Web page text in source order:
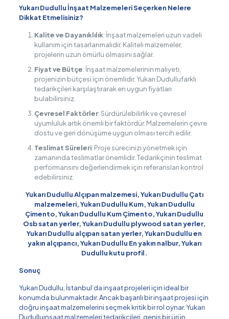
Yukarı Dudullu İnşaat Malzemeleri Seçerken Nelere
Dikkat Etmelisiniz?
Kalite ve Dayanıklılık: İnşaat malzemeleri uzun vadeli
kullanım için tasarlanmalıdır. Kaliteli malzemeler,
projelerin uzun ömürlü olmasını sağlar.
Fiyat ve Bütçe: İnşaat malzemelerinin maliyeti,
projenizin bütçesi için önemlidir. Yukarı Dudullufarklı
tedarikçileri karşılaştırarak en uygun fiyatları
bulabilirsiniz.
Çevresel Faktörler: Sürdürülebilirlik ve çevresel
uyumluluk artık önemli bir faktördür. Malzemelerin çevre
dostu ve geri dönüşüme uygun olması tercih edilir.
Teslimat Süreleri: Proje sürecinizi yönetmek için
zamanında teslimatlar önemlidir. Tedarikçinin teslimat
performansını değerlendirmek için referansları kontrol
edebilirsiniz.
Yukarı Dudullu Alçıpan malzemesi, Yukarı Dudullu Çatı
malzemeleri, Yukarı Dudullu Kum, Yukarı Dudullu
Çimento, Yukarı Dudullu Kum Çimento, Yukarı Dudullu
Osb satan yerler, Yukarı Dudullu plywood satan yerler,
Yukarı Dudullu alçıpan satan yerler, Yukarı Dudullu en
yakın alçıpancı, Yukarı Dudullu En yakın nalbur, Yukarı
Dudullu kutu profil.
Sonuç
Yukarı Dudullu, İstanbul’da inşaat projeleri için ideal bir
konumda bulunmaktadır. Ancak başarılı bir inşaat projesi için
doğru inşaat malzemelerini seçmek kritik bir rol oynar. Yukarı
Dudulluinşaat malzemeleri tedarikçileri, geniş bir ürün